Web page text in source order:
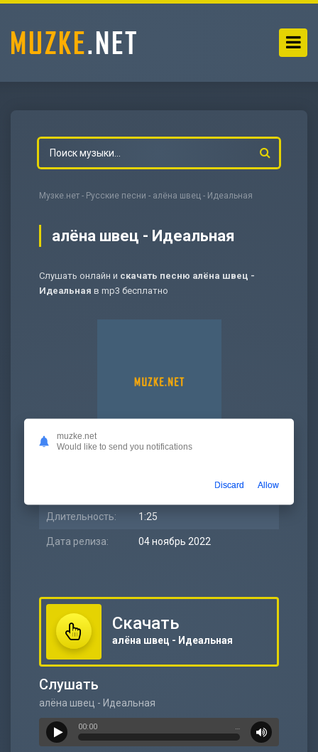
Музке.нет - Русские песни - алёна швец - Идеальная
алёна швец - Идеальная
Слушать онлайн и скачать песню алёна швец -
Идеальная в mp3 бесплатно
Длительность: 1:25
Дата релиза: 04 ноябрь 2022
Скачать
алёна швец - Идеальная
Слушать
алёна швец - Идеальная
00:00 …
muzke.net
Would like to send you notifications
Discard Allow